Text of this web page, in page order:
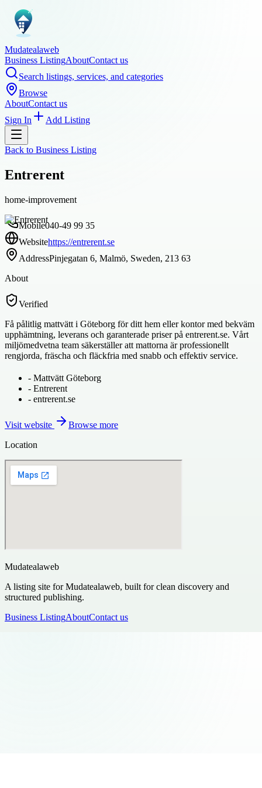
Mudatealaweb
Business ListingAboutContact us
Search listings, services, and categories
Browse
AboutContact us
Sign In
Add Listing
Back to Business Listing
Entrerent
home-improvement
Mobile040-49 99 35
Websitehttps://entrerent.se
AddressPinjegatan 6, Malmö, Sweden, 213 63
About
Verified
Få pålitlig mattvätt i Göteborg för ditt hem eller kontor med bekväm
upphämtning, leverans och garanterade priser på entrerent.se. Vårt
miljömedvetna team säkerställer att mattorna är professionellt
rengjorda, fräscha och fläckfria med snabb och effektiv service.
- Mattvätt Göteborg
- Entrerent
- entrerent.se
Visit website
Browse more
Location
Mudatealaweb
A listing site for Mudatealaweb, built for clean discovery and
structured publishing.
Business ListingAboutContact us